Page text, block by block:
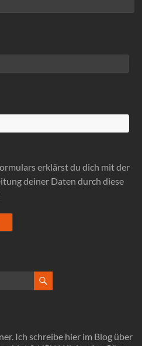
erklärst du dich mit der
deiner Daten durch diese
Ich schreibe hier im Blog über